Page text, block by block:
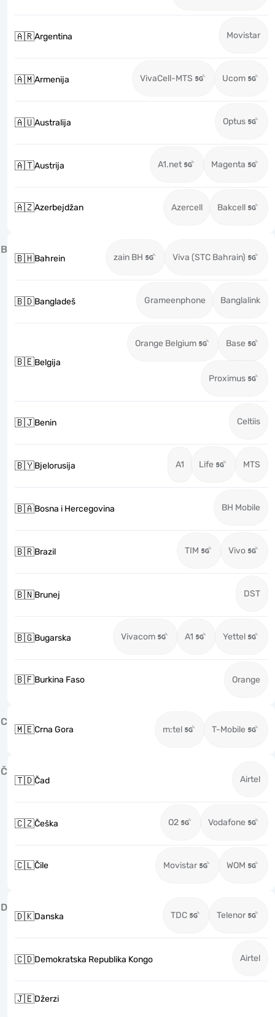
🇦🇷Argentina Movistar
🇦🇲Armenija VivaCell-MTS Ucom
🇦🇺Australija Optus
🇦🇹Austrija A1.net Magenta
🇦🇿Azerbejdžan Azercell Bakcell
B
🇧🇭Bahrein zain BH Viva (STC Bahrain)
🇧🇩Bangladeš Grameenphone Banglalink
🇧🇪Belgija
Orange Belgium Base
Proximus
🇧🇯Benin Celtiis
🇧🇾Bjelorusija A1 Life MTS
🇧🇦Bosna i Hercegovina BH Mobile
🇧🇷Brazil TIM Vivo
🇧🇳Brunej DST
🇧🇬Bugarska Vivacom A1 Yettel
🇧🇫Burkina Faso Orange
C
🇲🇪Crna Gora m:tel T-Mobile
Č
🇹🇩Čad Airtel
🇨🇿Češka O2 Vodafone
🇨🇱Čile Movistar WOM
D
🇩🇰Danska TDC Telenor
🇨🇩Demokratska Republika Kongo Airtel
🇯🇪Džerzi